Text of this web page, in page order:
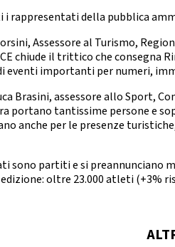
i rappresentati della pubblica
Assessore al Turismo,
chiude il trittico che consegna
eventi importanti per numeri,
Brasini, assessore allo Sport,
portano tantissime persone e
anche per le presenze
sono partiti e si preannunciano
oltre 23.000 atleti (+3%